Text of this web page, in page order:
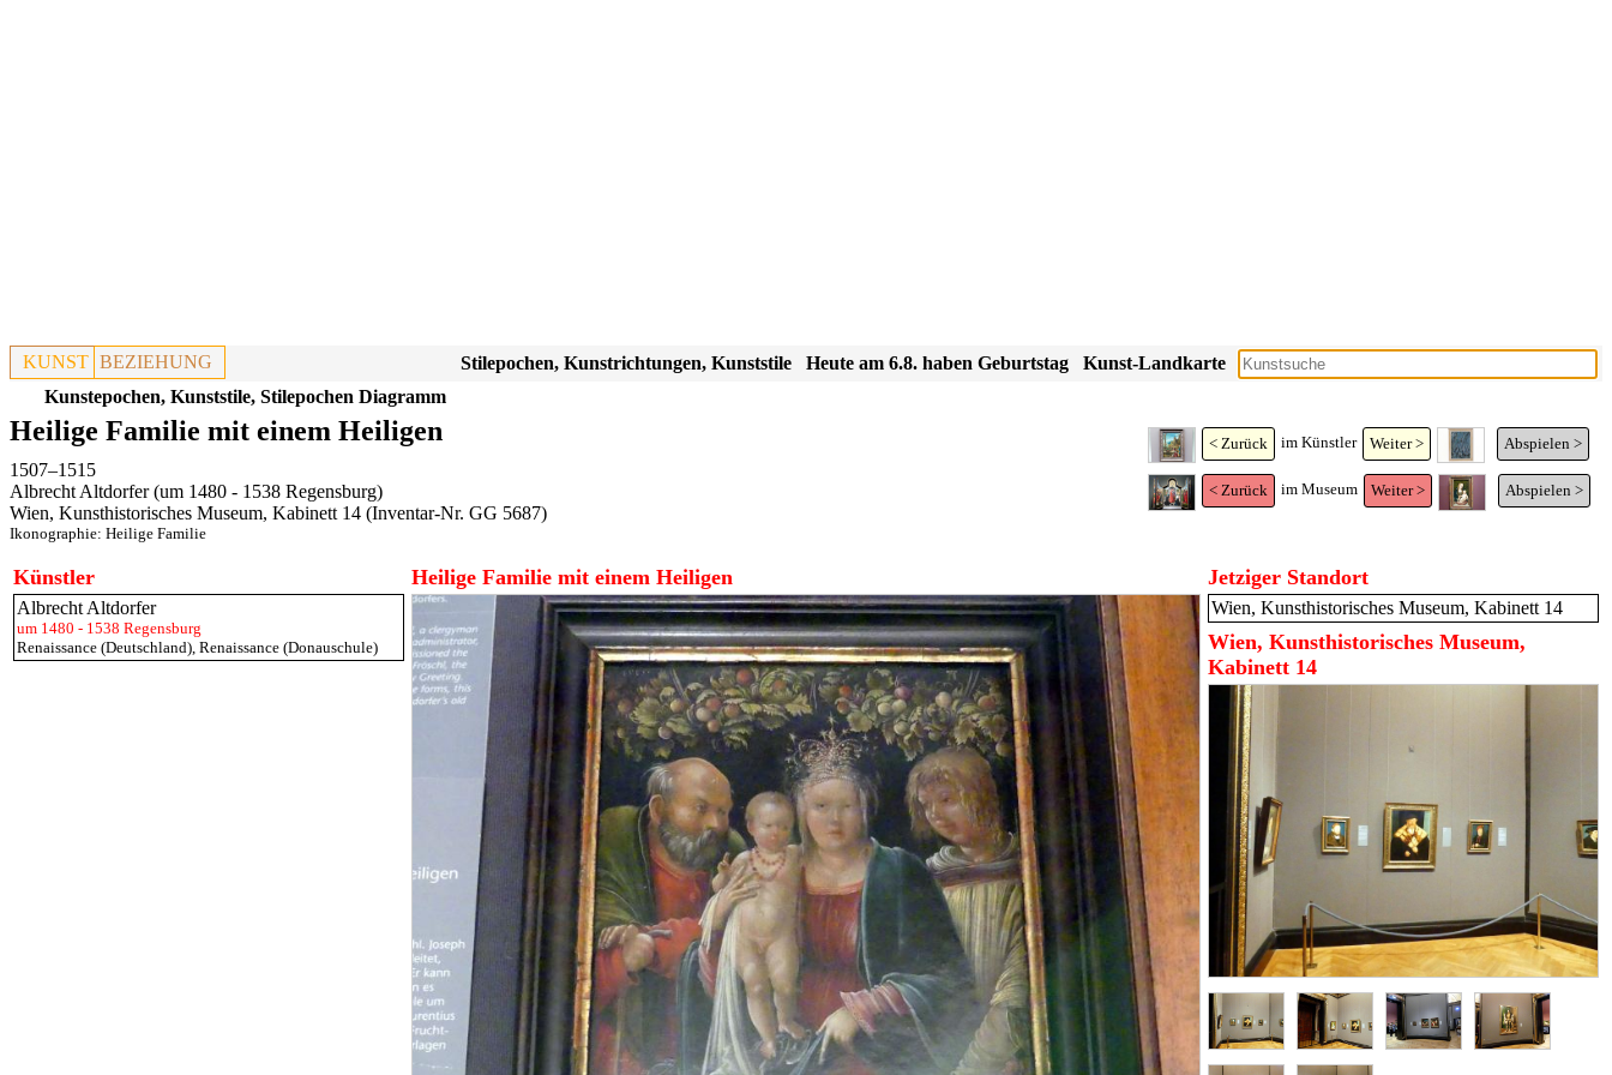
KUNST BEZIEHUNG Kunst-Landkarte
Heute am 6.8. haben Geburtstag
Stilepochen, Kunstrichtungen, Kunststile
Kunstepochen, Kunststile, Stilepochen Diagramm
< Zurück im Künstler Weiter > Abspielen >
< Zurück im Museum Weiter > Abspielen >
Heilige Familie mit einem Heiligen
1507–1515
Albrecht Altdorfer (um 1480 - 1538 Regensburg)
Wien, Kunsthistorisches Museum, Kabinett 14 (Inventar-Nr. GG 5687)
Ikonographie: Heilige Familie
Künstler
Albrecht Altdorfer
um 1480 - 1538 Regensburg
Renaissance (Deutschland), Renaissance (Donauschule)
Heilige Familie mit einem Heiligen Jetziger Standort
Wien, Kunsthistorisches Museum, Kabinett 14
Wien, Kunsthistorisches Museum,
Kabinett 14